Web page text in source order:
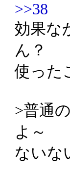
>>38
効果な
ん？
使った
>普通
よ～
ないな